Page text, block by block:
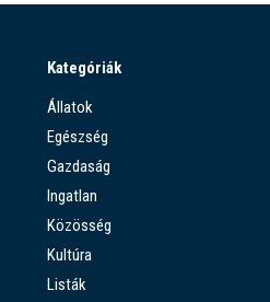
Kategóriák
Állatok
Egészség
Gazdaság
Ingatlan
Közösség
Kultúra
Listák